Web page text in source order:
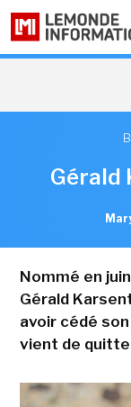
Gérald
Nommé en
Gérald
avoir cédé
vient de